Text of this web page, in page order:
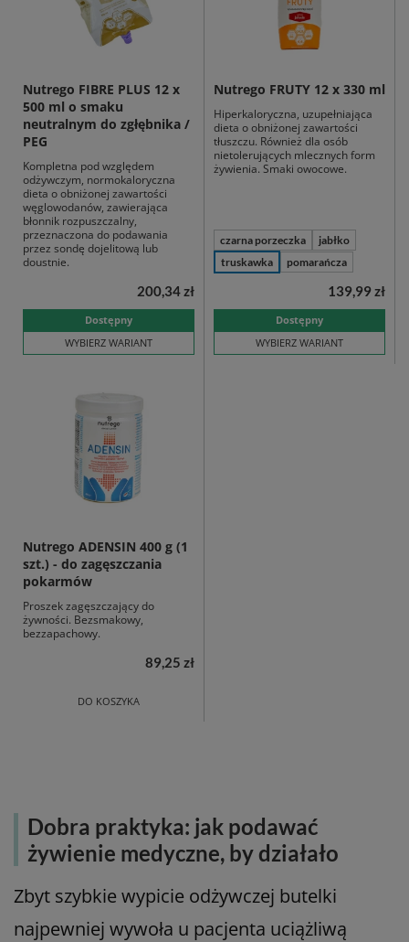
Nutrego FIBRE PLUS 12 x
500 ml o smaku
neutralnym do zgłębnika /
PEG
Kompletna pod względem
odżywczym, normokaloryczna
dieta o obniżonej zawartości
węglowodanów, zawierająca
błonnik rozpuszczalny,
przeznaczona do podawania
przez sondę dojelitową lub
doustnie.
Dostępny
WYBIERZ WARIANT
200,34 zł
Nutrego FRUTY 12 x 330 ml
Hiperkaloryczna, uzupełniająca
dieta o obniżonej zawartości
tłuszczu. Również dla osób
nietolerujących mlecznych form
żywienia. Smaki owocowe.
czarna porzeczka
jabłko
truskawka
pomarańcza
Dostępny
WYBIERZ WARIANT
139,99 zł
Nutrego ADENSIN 400 g (1
szt.) - do zagęszczania
pokarmów
Proszek zagęszczający do
żywności. Bezsmakowy,
bezzapachowy.
DO KOSZYKA
89,25 zł
Dobra praktyka: jak podawać
żywienie medyczne, by działało
Zbyt szybkie wypicie odżywczej butelki
najpewniej wywoła u pacjenta uciążliwą